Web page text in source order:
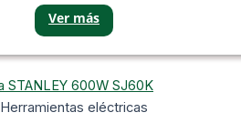
Herramientas eléctricas